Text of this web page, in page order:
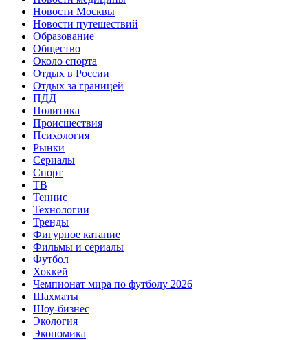
Новости Москвы
Новости путешествий
Образование
Общество
Около спорта
Отдых в России
Отдых за границей
ПДД
Политика
Происшествия
Психология
Рынки
Сериалы
Спорт
ТВ
Теннис
Технологии
Тренды
Фигурное катание
Фильмы и сериалы
Футбол
Хоккей
Чемпионат мира по футболу 2026
Шахматы
Шоу-бизнес
Экология
Экономика